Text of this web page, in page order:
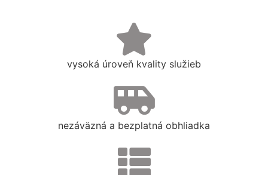
vysoká úroveň kvality služieb
nezáväzná a bezplatná obhliadka